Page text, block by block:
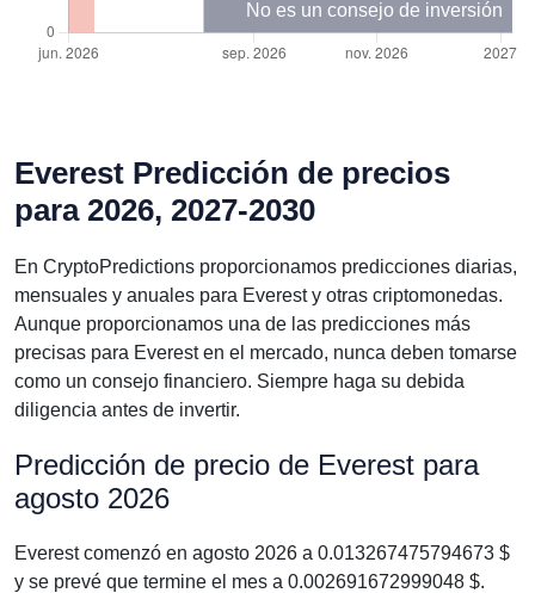
No es un consejo de inversión
Everest Predicción de precios
para 2026, 2027-2030
En CryptoPredictions proporcionamos predicciones diarias,
mensuales y anuales para Everest y otras criptomonedas.
Aunque proporcionamos una de las predicciones más
precisas para Everest en el mercado, nunca deben tomarse
como un consejo financiero. Siempre haga su debida
diligencia antes de invertir.
Predicción de precio de Everest para
agosto 2026
Everest comenzó en agosto 2026 a 0.013267475794673 $
y se prevé que termine el mes a 0.002691672999048 $.